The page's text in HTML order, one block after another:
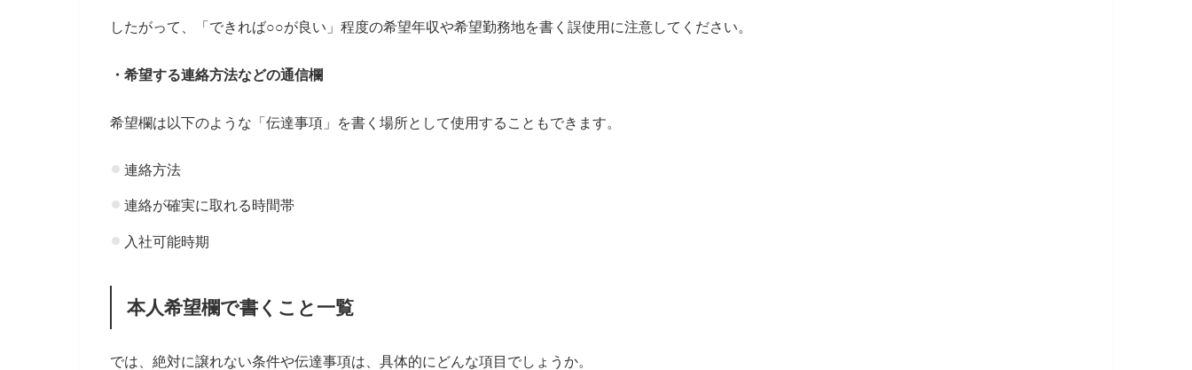
したがって、「できれば○○が良い」程度の希望年収や希望勤務地を書く誤使用に注意してください。
・希望する連絡方法などの通信欄
希望欄は以下のような「伝達事項」を書く場所として使用することもできます。
連絡方法
連絡が確実に取れる時間帯
入社可能時期
本人希望欄で書くこと一覧
では、絶対に譲れない条件や伝達事項は、具体的にどんな項目でしょうか。